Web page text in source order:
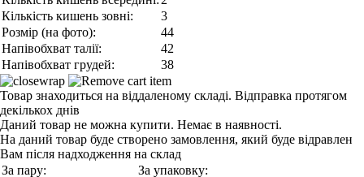
Кількість кишень зовні:
3
Розмір (на фото):
44
Напівобхват талії:
42
Напівобхват грудей:
38
Товар знаходиться на віддаленому складі. Відправка протягом
декількох днів
Даний товар не можна купити. Немає в наявності.
На даний товар буде створено замовлення, який буде відравлен
Вам після надходження на склад
За пару:
За упаковку: